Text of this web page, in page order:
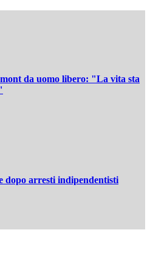
da uomo libero: "La vita sta
dopo arresti indipendentisti